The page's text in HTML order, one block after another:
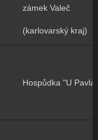
zámek Valeč
(karlovarský kraj)
Hospůdka "U Pavla"